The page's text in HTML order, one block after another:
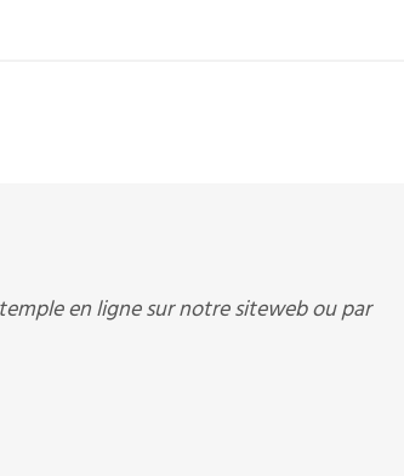
en ligne sur notre siteweb ou par